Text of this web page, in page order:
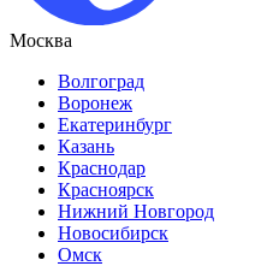
Москва
Волгоград
Воронеж
Екатеринбург
Казань
Краснодар
Красноярск
Нижний Новгород
Новосибирск
Омск